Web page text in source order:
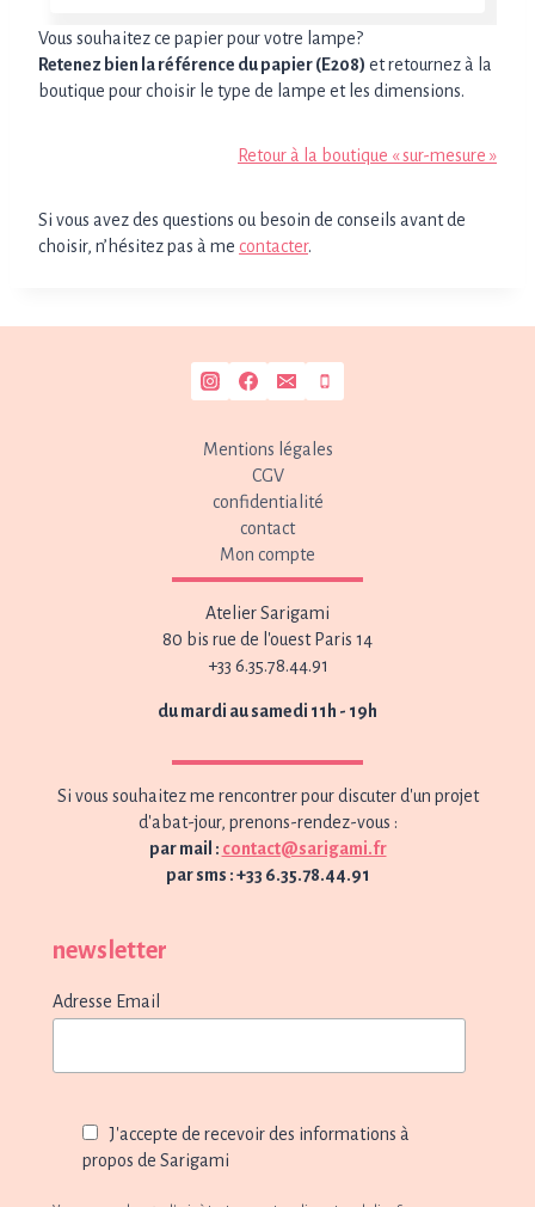
Vous souhaitez ce papier pour votre lampe?
Retenez bien la référence du papier (E208) et retournez à la
boutique pour choisir le type de lampe et les dimensions.
Retour à la boutique « sur-mesure »
Si vous avez des questions ou besoin de conseils avant de
choisir, n’hésitez pas à me contacter.
Mentions légales
CGV
confidentialité
contact
Mon compte
Atelier Sarigami
80 bis rue de l'ouest Paris 14
+33 6.35.78.44.91
du mardi au samedi 11h - 19h
Si vous souhaitez me rencontrer pour discuter d'un projet
d'abat-jour, prenons-rendez-vous :
par mail : contact@sarigami.fr
par sms : +33 6.35.78.44.91
newsletter
Adresse Email
J'accepte de recevoir des informations à
propos de Sarigami